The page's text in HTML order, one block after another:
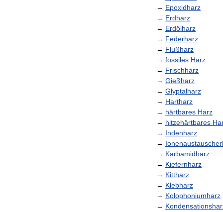
→ Epoxidharz
→ Erdharz
→ Erdölharz
→ Federharz
→ Flußharz
→ fossiles Harz
→ Frischharz
→ Gießharz
→ Glyptalharz
→ Hartharz
→ härtbares Harz
→ hitzehärtbares
→ Indenharz
→
→ Karbamidharz
→ Kiefernharz
→ Kittharz
→ Klebharz
→ Kolophoniumharz
→